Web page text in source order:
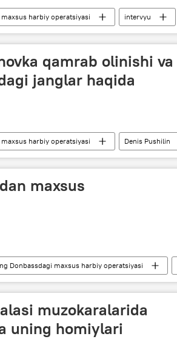
harbiy operatsiyasi intervyu
Dunyoda
qamrab olinishi va
janglar haqida
harbiy operatsiyasi
Denis Pushilin
Ukraina
maxsus
Donbassdagi maxsus harbiy operatsiyasi
muzokaralarida
uning homiylari